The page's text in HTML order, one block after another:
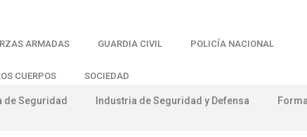
ARMADAS GUARDIA CIVIL POLICÍA NACIONAL
CUERPOS SOCIEDAD
de Seguridad Industria de Seguridad y Defensa